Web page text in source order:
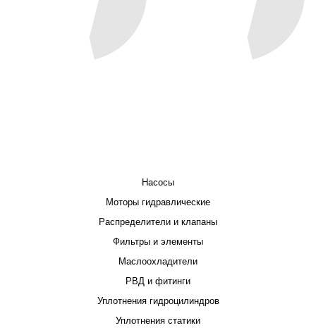
Насосы
Моторы гидравлические
Распределители и клапаны
Фильтры и элементы
Маслоохладители
РВД и фитинги
Уплотнения гидроцилиндров
Уплотнения статики